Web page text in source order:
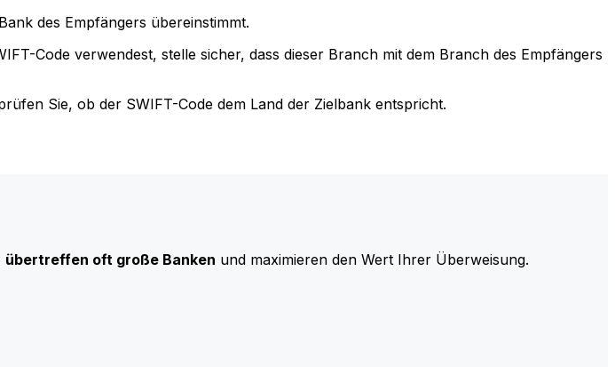
des Empfängers übereinstimmt.
Code verwendest, stelle sicher, dass dieser Branch mit dem Branch des Empfängers
Sie, ob der SWIFT-Code dem Land der Zielbank entspricht.
übertreffen oft große Banken und maximieren den Wert Ihrer Überweisung.